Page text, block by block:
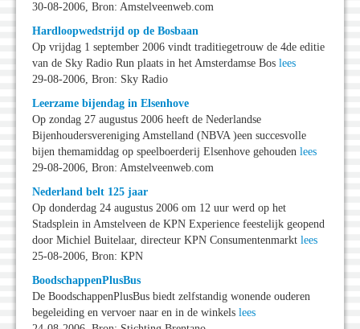
30-08-2006, Bron: Amstelveenweb.com
Hardloopwedstrijd op de Bosbaan
Op vrijdag 1 september 2006 vindt traditiegetrouw de 4de editie
van de Sky Radio Run plaats in het Amsterdamse Bos lees
29-08-2006, Bron: Sky Radio
Leerzame bijendag in Elsenhove
Op zondag 27 augustus 2006 heeft de Nederlandse
Bijenhoudersvereniging Amstelland (NBVA )een succesvolle
bijen themamiddag op speelboerderij Elsenhove gehouden lees
29-08-2006, Bron: Amstelveenweb.com
Nederland belt 125 jaar
Op donderdag 24 augustus 2006 om 12 uur werd op het
Stadsplein in Amstelveen de KPN Experience feestelijk geopend
door Michiel Buitelaar, directeur KPN Consumentenmarkt lees
25-08-2006, Bron: KPN
BoodschappenPlusBus
De BoodschappenPlusBus biedt zelfstandig wonende ouderen
begeleiding en vervoer naar en in de winkels lees